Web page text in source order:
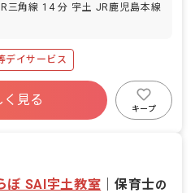
三角線 14 分 宇土 JR鹿児島本線
デイサービス
く見る
キープ
ぼ SAI宇土教室 保育士の